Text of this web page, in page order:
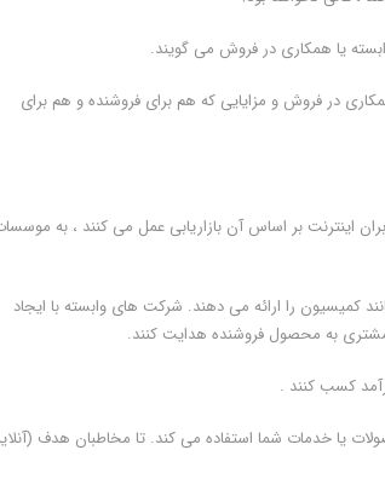
یا همکاری در فروش می گویند.
در فروش و مزایایی که هم برای فروشنده و هم برای
اینترنت بر اساس آن بازاریابی عمل می کنند ، به
کمیسیون را ارائه می دهند. شرکت های وابسته با ایجاد
کسب کنند .
یا خدمات شما استفاده می کند. تا مخاطبان هدف